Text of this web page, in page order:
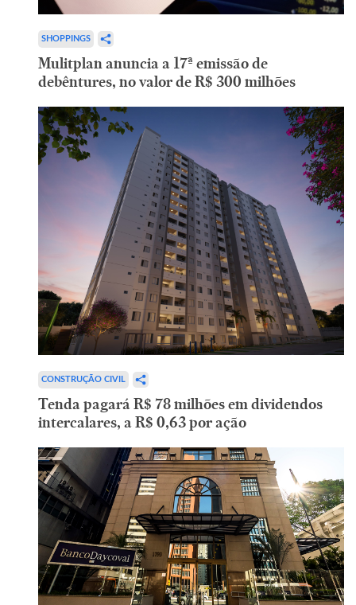
SHOPPINGS
Mulitplan anuncia a 17ª emissão de
debêntures, no valor de R$ 300 milhões
CONSTRUÇÃO CIVIL
Tenda pagará R$ 78 milhões em dividendos
intercalares, a R$ 0,63 por ação